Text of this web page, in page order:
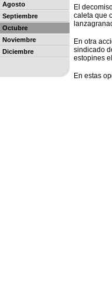
Agosto
Septiembre
Octubre
Noviembre
Diciembre
El
caleta que
En otra
sindicado
estopines
En estas